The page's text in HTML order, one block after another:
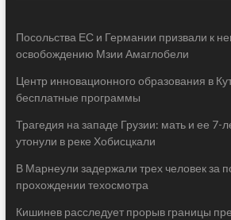
Посольства ЕС и Германии призвали к
освобождению Мзии Амаглобели
Центр инновационного образования в
бесплатные программы
Трагедия на западе Грузии: мать и ее 7-
утонули в реке Хобисцкали
В Марнеули задержали трех человек за
прохождении техосмотра
Кишинев расследует прорыв границы